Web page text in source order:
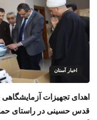
اخبار آستان
اهدای تجهیزات
قدس حسینی در راستای